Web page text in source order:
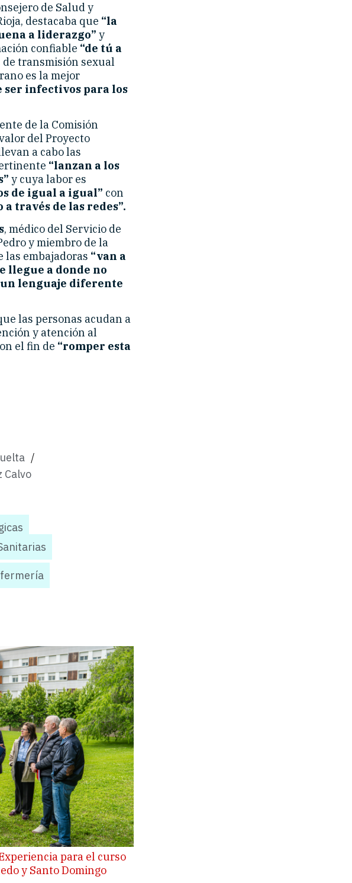
de Salud y
destacaba que “la
a liderazgo” y
confiable “de tú a
de transmisión sexual
es la mejor
ser infectivos para los
de la Comisión
del Proyecto
a cabo las
“lanzan a los
y cuya labor es
de igual a igual” con
a través de las redes”.
, médico del Servicio de
y miembro de la
las embajadoras “van a
llegue a donde no
lenguaje diferente
las personas acudan a
y atención al
el fin de “romper esta
/
Calvo
para el curso
y Santo Domingo